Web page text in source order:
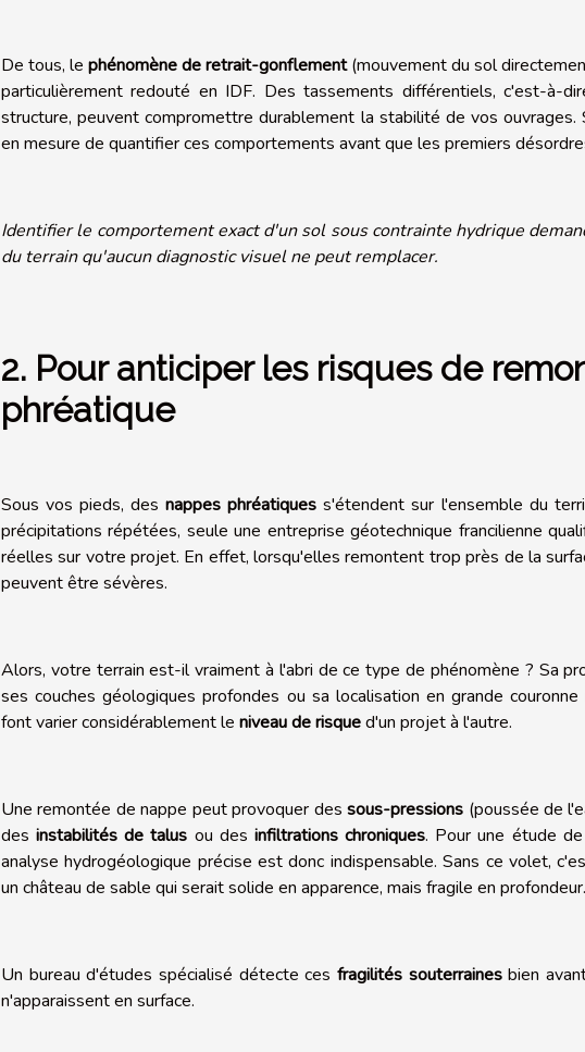
De tous, le phénomène de retrait-gonflement(mouvement du sol
particulièrement redouté en IDF. Des tassements différentiels, c'est-à-
structure, peuvent compromettre durablement la stabilité de vos
en mesure de quantifier ces comportements avant que les premiers
Identifier le comportement exact d'un sol sous contrainte hydrique
du terrain qu'aucun diagnostic visuel ne peut remplacer.
2. Pour anticiper les risques de
phréatique
Sous vos pieds, desnappes phréatiques s'étendent sur l'ensemble du
précipitations répétées, seule une entreprise géotechnique francilienne
réelles sur votre projet. En effet, lorsqu'elles remontent trop près de la
peuvent être sévères.
Alors, votre terrain est-il vraiment à l'abri de ce type de phénomène ? Sa
ses couches géologiques profondes ou sa localisation en grande
font varier considérablement le niveau de risqued'un projet à l'autre.
Une remontée de nappe peut provoquer dessous-pressions (poussée de
desinstabilités de talus ou des infiltrations chroniques. Pour une étude
analyse hydrogéologique précise est donc indispensable. Sans ce volet,
un château de sable qui serait solide en apparence, mais fragile en profondeur.
Un bureau d'études spécialisé détecte ces fragilités souterrainesbien
n'apparaissent en surface.